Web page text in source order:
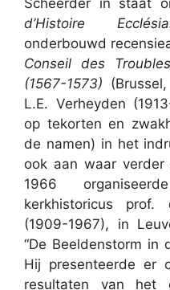
d’Histoire
onderbouwd
Conseil des
(1567-1573)
L.E. Verheyden
op tekorten en
de namen) in het
ook aan waar
1966
kerkhistoricus
(1909-1967), in
“De Beeldenstorm in
Hij presenteerde er
resultaten van het